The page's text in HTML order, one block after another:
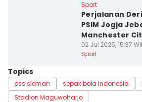
Sport
Perjalanan
PSIM Jogja
Manchester
02 Jul 2025, 15:37
Sport
Topics
pss sleman sepak bola indonesia
Stadion Maguwoharjo